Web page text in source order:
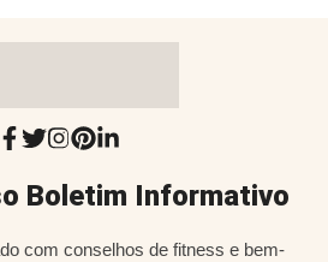
Boletim Informativo
com conselhos de fitness e bem-